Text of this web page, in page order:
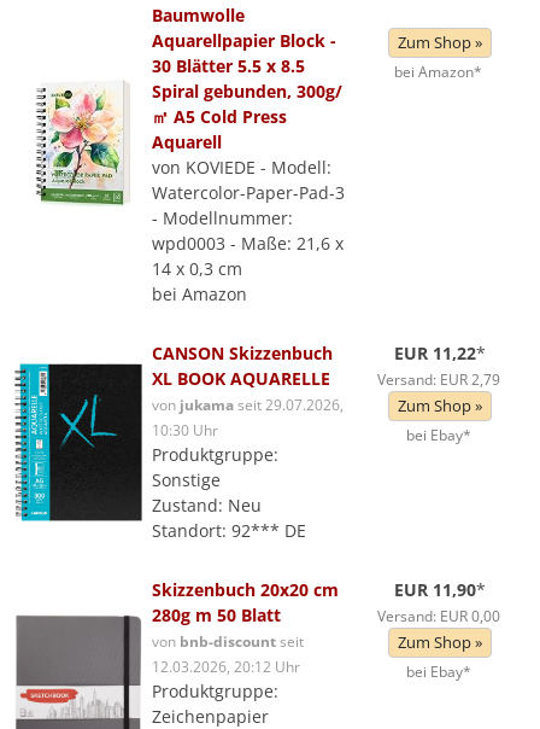
Baumwolle
Aquarellpapier Block -
30 Blätter 5.5 x 8.5
Spiral gebunden, 300g/
㎡ A5 Cold Press
Aquarell
von KOVIEDE - Modell:
Watercolor-Paper-Pad-3
- Modellnummer:
wpd0003 - Maße: 21,6 x
14 x 0,3 cm
bei Amazon
Zum Shop »
bei Amazon*
CANSON Skizzenbuch
XL BOOK AQUARELLE
von jukamaseit 29.07.2026,
10:30 Uhr
Produktgruppe:
Sonstige
Zustand: Neu
Standort: 92*** DE
EUR 11,22*
Versand: EUR 2,79
Zum Shop »
bei Ebay*
Skizzenbuch 20x20 cm
280g m 50 Blatt
von bnb-discountseit
12.03.2026, 20:12 Uhr
Produktgruppe:
Zeichenpapier
EUR 11,90*
Versand: EUR 0,00
Zum Shop »
bei Ebay*